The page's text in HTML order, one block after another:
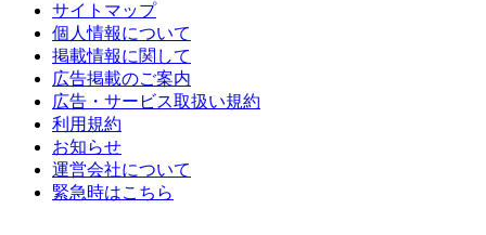
サイトマップ
個人情報について
掲載情報に関して
広告掲載のご案内
広告・サービス取扱い規約
利用規約
お知らせ
運営会社について
緊急時はこちら